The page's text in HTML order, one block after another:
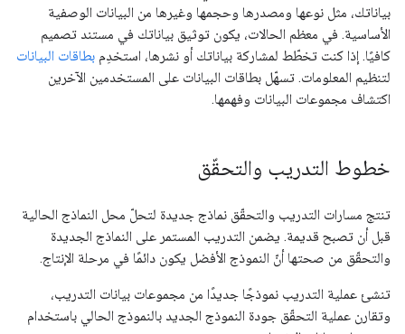
بياناتك، مثل نوعها ومصدرها وحجمها وغيرها من البيانات الوصفية
الأساسية. في معظم الحالات، يكون توثيق بياناتك في مستند تصميم
كافيًا. إذا كنت تخطّط لمشاركة بياناتك أو نشرها، استخدِم بطاقات البيانات
لتنظيم المعلومات. تسهّل بطاقات البيانات على المستخدمين الآخرين
اكتشاف مجموعات البيانات وفهمها.
خطوط التدريب والتحقّق
تنتج مسارات التدريب والتحقّق نماذج جديدة لتحلّ محل النماذج الحالية
قبل أن تصبح قديمة. يضمن التدريب المستمر على النماذج الجديدة
والتحقّق من صحتها أنّ النموذج الأفضل يكون دائمًا في مرحلة الإنتاج.
تنشئ عملية التدريب نموذجًا جديدًا من مجموعات بيانات التدريب،
وتقارن عملية التحقّق جودة النموذج الجديد بالنموذج الحالي باستخدام